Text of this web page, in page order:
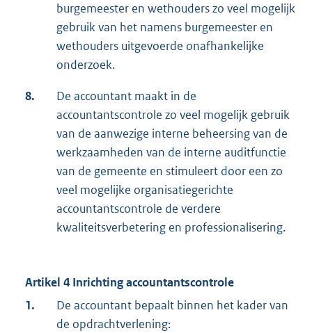
burgemeester en wethouders zo veel mogelijk
gebruik van het namens burgemeester en
wethouders uitgevoerde onafhankelijke
onderzoek.
8.
De accountant maakt in de
accountantscontrole zo veel mogelijk gebruik
van de aanwezige interne beheersing van de
werkzaamheden van de interne auditfunctie
van de gemeente en stimuleert door een zo
veel mogelijke organisatiegerichte
accountantscontrole de verdere
kwaliteitsverbetering en professionalisering.
Artikel 4 Inrichting accountantscontrole
1.
De accountant bepaalt binnen het kader van
de opdrachtverlening: